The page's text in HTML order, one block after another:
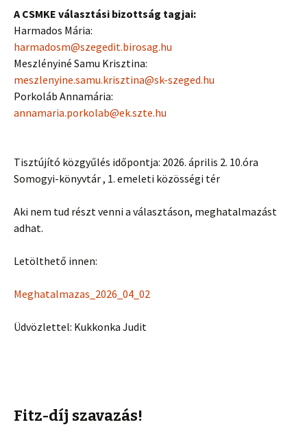
A CSMKE választási bizottság tagjai:
Harmados Mária:
harmadosm@szegedit.birosag.hu
Meszlényiné Samu Krisztina:
meszlenyine.samu.krisztina@sk-szeged.hu
Porkoláb Annamária:
annamaria.porkolab@ek.szte.hu
Tisztújító közgyűlés időpontja: 2026. április 2. 10.óra
Somogyi-könyvtár , 1. emeleti közösségi tér
Aki nem tud részt venni a választáson, meghatalmazást
adhat.
Letölthető innen:
Meghatalmazas_2026_04_02
Üdvözlettel: Kukkonka Judit
Fitz-díj szavazás!